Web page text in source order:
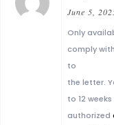
June 5,
Only
comply
to
the letter.
to 12
authorized